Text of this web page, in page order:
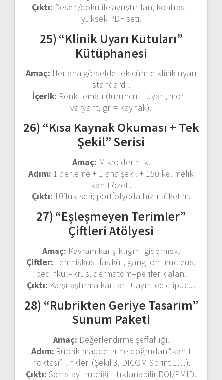
Çıktı: Desen/doku ile ayrıştırılan, kontrastı
yüksek PDF seti.
25) “Klinik Uyarı Kutuları”
Kütüphanesi
Amaç: Her ana görselde tek cümle klinik uyarı
standardı.
İçerik: Renk temalı (turuncu = uyarı, mor =
varyant, gri = kaynak).
26) “Kısa Kaynak Okuması + Tek
Şekil” Serisi
Amaç: Mikro derinlik.
Adım: 1 derleme + 1 ana şekil + 150 kelimelik
kanıt özeti.
Çıktı: 10’luk seri; portfolyoda hızlı tüketim.
27) “Eşleşmeyen Terimler”
Çiftleri Atölyesi
Amaç: Kavram karışıklığını gidermek.
Çiftler: Lemniskus–fasikül, ganglion–nucleus,
pedinkül–krus, dermatom–periferik alan.
Çıktı: Karşılaştırma kartları + ayırt edici ipucu.
28) “Rubrikten Geriye Tasarım”
Sunum Paketi
Amaç: Değerlendirme şeffaflığı.
Adım: Rubrik maddelerine doğrudan “kanıt
noktası” linkleri (Şekil 3, DICOM Sprint 1…).
Çıktı: Son slayt rubriği + tıklanabilir DOI/PMID.